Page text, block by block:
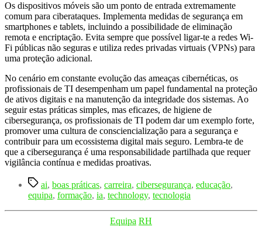
Os dispositivos móveis são um ponto de entrada extremamente
comum para ciberataques. Implementa medidas de segurança em
smartphones e tablets, incluindo a possibilidade de eliminação
remota e encriptação. Evita sempre que possível ligar-te a redes Wi-
Fi públicas não seguras e utiliza redes privadas virtuais (VPNs) para
uma proteção adicional.
No cenário em constante evolução das ameaças cibernéticas, os
profissionais de TI desempenham um papel fundamental na proteção
de ativos digitais e na manutenção da integridade dos sistemas. Ao
seguir estas práticas simples, mas eficazes, de higiene de
cibersegurança, os profissionais de TI podem dar um exemplo forte,
promover uma cultura de consciencialização para a segurança e
contribuir para um ecossistema digital mais seguro. Lembra-te de
que a cibersegurança é uma responsabilidade partilhada que requer
vigilância contínua e medidas proativas.
Etiquetas
ai, boas práticas, carreira, cibersegurança, educação,
equipa, formação, ia, technology, tecnologia
Categorias
Equipa RH